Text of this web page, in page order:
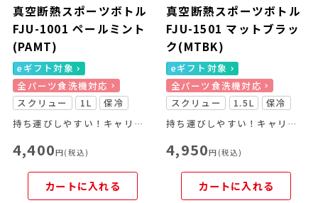
真空断熱スポーツボトル
FJU-1001 ペールミント
(PAMT)
eギフト対象
全パーツ食洗機対応
スクリュー
1L
保冷
持ち運びしやすい！キャリーループ付きのスポーツボトル
4,400円(税込)
カートに入れる
真空断熱スポーツボトル
FJU-1501 マットブラッ
ク(MTBK)
eギフト対象
全パーツ食洗機対応
スクリュー
1.5L
保冷
持ち運びしやすい！キャリーループ付きのスポーツボトル
4,950円(税込)
カートに入れる